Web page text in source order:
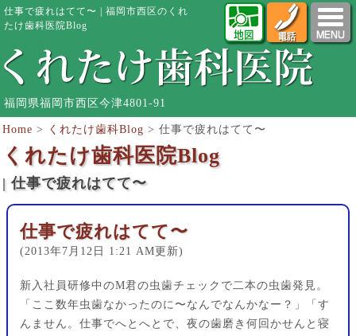
仕事で疲れはてて〜 | 福岡市西区のくれ
たけ歯科医院Blog
福岡県福岡市西区今津4801-91
Home > くれたけ歯科Blog > 仕事で疲れはてて〜
くれたけ歯科医院Blog
| 仕事で疲れはてて〜
仕事で疲れはてて〜
(2013年7月12日 1:21 AM更新)
新入社員研修中のM君の虫歯チェックで二本の虫歯発見。
「ここ数年虫歯なかったのに〜なんでなんかなー？」「す
んません。仕事でへとへとで、夜の歯磨き何回かせんと寝